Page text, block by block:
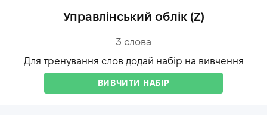
Управлінський облік (Z)
3 слова
Для тренування слов додай набір на вивчення
ВИВЧИТИ НАБІР